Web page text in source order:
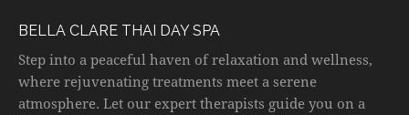
BELLA CLARE THAI DAY SPA
Step into a peaceful haven of relaxation and wellness,
where rejuvenating treatments meet a serene
atmosphere. Let our expert therapists guide you on a